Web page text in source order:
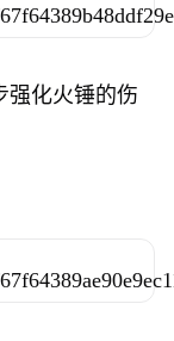
强化火锤的伤